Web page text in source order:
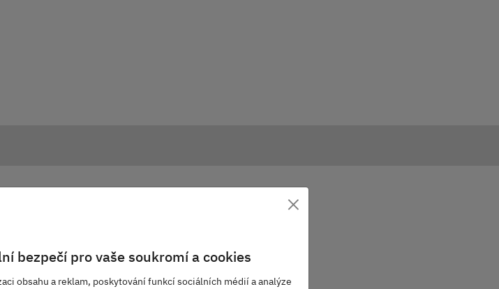
×
bezpečí pro vaše soukromí a cookies
obsahu a reklam, poskytování funkcí sociálních médií a analýze